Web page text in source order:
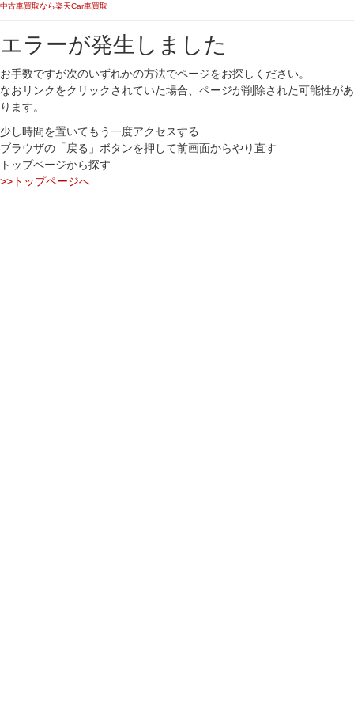
中古車買取なら楽天Car車買取
エラーが発生しました
お手数ですが次のいずれかの方法でページをお探しください。
なおリンクをクリックされていた場合、ページが削除された可能性があ
ります。
少し時間を置いてもう一度アクセスする
ブラウザの「戻る」ボタンを押して前画面からやり直す
トップページから探す
>>トップページへ